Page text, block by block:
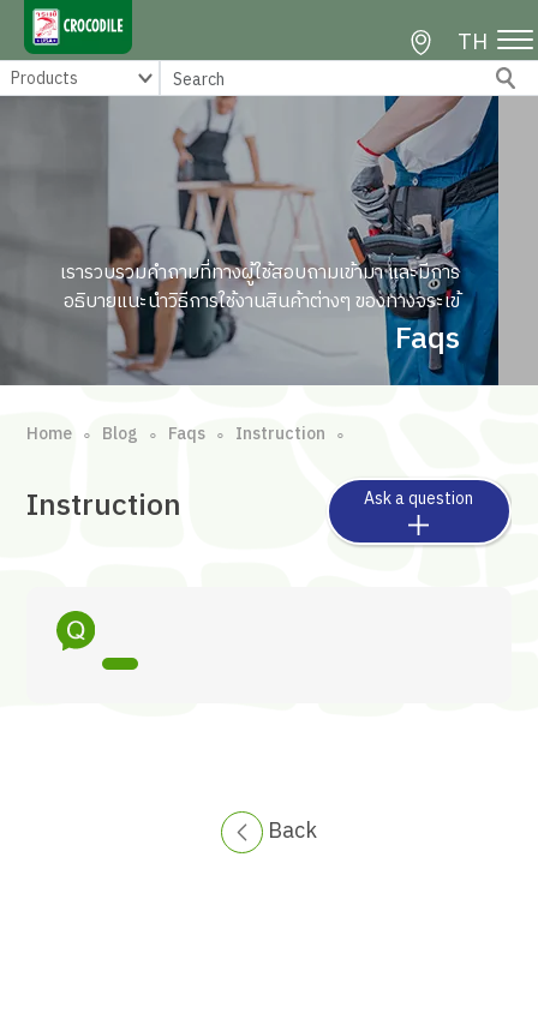
TH
เรารวบรวมคำถามที่ทางผู้ใช้สอบถามเข้ามา และมีการ
อธิบายแนะนำวิธีการใช้งานสินค้าต่างๆ ของทางจระเข้
Faqs
Home ∘ Blog ∘ Faqs ∘ Instruction ∘
Instruction Ask a question
Back